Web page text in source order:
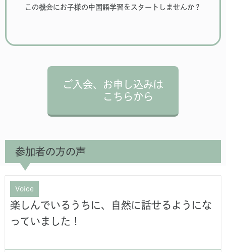
この機会にお子様の中国語学習をスタートしませんか？
ご入会、お申し込みは
こちらから
参加者の方の声
Voice
楽しんでいるうちに、自然に話せるようにな
っていました！